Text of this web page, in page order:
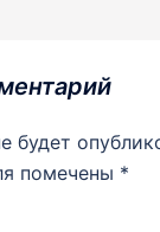
будет
помечены *